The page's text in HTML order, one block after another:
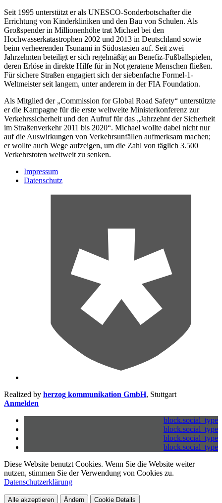
Seit 1995 unterstützt er als UNESCO-Sonderbotschafter die
Errichtung von Kinderkliniken und den Bau von Schulen. Als
Großspender in Millionenhöhe trat Michael bei den
Hochwasserkatastrophen 2002 und 2013 in Deutschland sowie
beim verheerenden Tsunami in Südostasien auf. Seit zwei
Jahrzehnten beteiligt er sich regelmäßig an Benefiz-Fußballspielen,
deren Erlöse in direkte Hilfe für in Not geratene Menschen fließen.
Für sichere Straßen engagiert sich der siebenfache Formel-1-
Weltmeister seit langem, unter anderem in der FIA Foundation.
Als Mitglied der „Commission for Global Road Safety“ unterstützte
er die Kampagne für die erste weltweite Ministerkonferenz zur
Verkehrssicherheit und den Aufruf für das „Jahrzehnt der Sicherheit
im Straßenverkehr 2011 bis 2020“. Michael wollte dabei nicht nur
auf die Auswirkungen von Verkehrsunfällen aufmerksam machen;
er wollte auch Wege aufzeigen, um die Zahl von täglich 3.500
Verkehrstoten weltweit zu senken.
Impressum
Datenschutz
Realized by herzog kommunikation GmbH, Stuttgart
Anmelden
block.social_type
block.social_type
block.social_type
block.social_type
Diese Website benutzt Cookies. Wenn Sie die Website weiter
nutzen, stimmen Sie der Verwendung von Cookies zu.
Datenschutzerklärung
Alle akzeptieren Ändern Cookie Details